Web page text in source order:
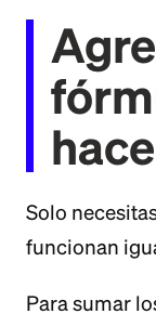
Solo
funcionan
Para sumar